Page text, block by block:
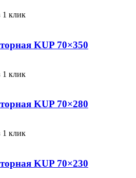
1 клик
KUP 70×350
1 клик
KUP 70×280
1 клик
KUP 70×230